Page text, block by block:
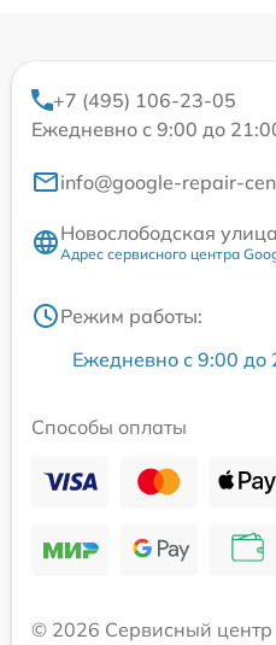
+7 (495) 106-23-05
Ежедневно с 9:00 до
info@google-repair-
Новослободская
Адрес сервисного центра
Режим работы:
Ежедневно с 9:00 до
Способы оплаты
© 2026 Сервисный центр